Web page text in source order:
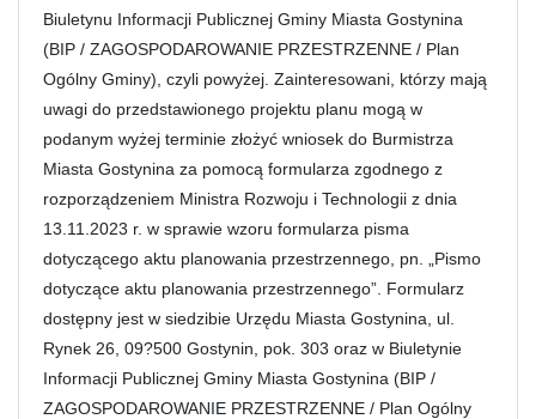
Biuletynu Informacji Publicznej Gminy Miasta Gostynina
(BIP / ZAGOSPODAROWANIE PRZESTRZENNE / Plan
Ogólny Gminy), czyli powyżej. Zainteresowani, którzy mają
uwagi do przedstawionego projektu planu mogą w
podanym wyżej terminie złożyć wniosek do Burmistrza
Miasta Gostynina za pomocą formularza zgodnego z
rozporządzeniem Ministra Rozwoju i Technologii z dnia
13.11.2023 r. w sprawie wzoru formularza pisma
dotyczącego aktu planowania przestrzennego, pn. „Pismo
dotyczące aktu planowania przestrzennego”. Formularz
dostępny jest w siedzibie Urzędu Miasta Gostynina, ul.
Rynek 26, 09?500 Gostynin, pok. 303 oraz w Biuletynie
Informacji Publicznej Gminy Miasta Gostynina (BIP /
ZAGOSPODAROWANIE PRZESTRZENNE / Plan Ogólny